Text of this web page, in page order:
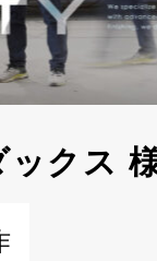
ックス